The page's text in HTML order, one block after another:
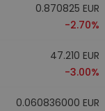
0.870825 EUR
-2.70%
47.210 EUR
-3.00%
0.060836000 EUR